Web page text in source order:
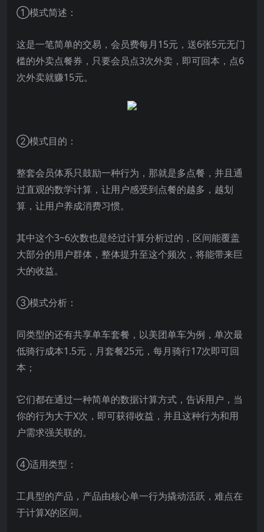
①模式简述：
这是一笔简单的交易，会员费每月15元，送6张5元无门
槛的外卖点餐券，只要会员点3次外卖，即可回本，点6
次外卖就赚15元。
②模式目的：
整套会员体系只鼓励一种行为，那就是多点餐，并且通
过直观的数学计算，让用户感受到点餐的越多，越划
算，让用户养成消费习惯。
其中这个3~6次数也是经过计算分析过的，区间能覆盖
大部分的用户群体，整体提升至这个频次，将能带来巨
大的收益。
③模式分析：
同类型的还有共享单车套餐，以美团单车为例，单次最
低骑行成本1.5元，月套餐25元，每月骑行17次即可回
本；
它们都在通过一种简单的数据计算方式，告诉用户，当
你的行为大于X次，即可获得收益，并且这种行为和用
户需求强关联的。
④适用类型：
工具型的产品，产品由核心单一行为撬动活跃，难点在
于计算X的区间。